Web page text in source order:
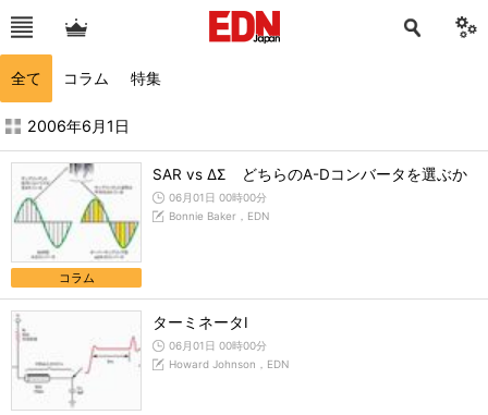
全て コラム 特集
2006年6月の記事一覧 - EDN Japan
2006年6月1日
コラム
SAR vs ΔΣ どちらのA-Dコンバータを選ぶか
06月01日 00時00分
Bonnie Baker，EDN
ターミネータI
06月01日 00時00分
Howard Johnson，EDN